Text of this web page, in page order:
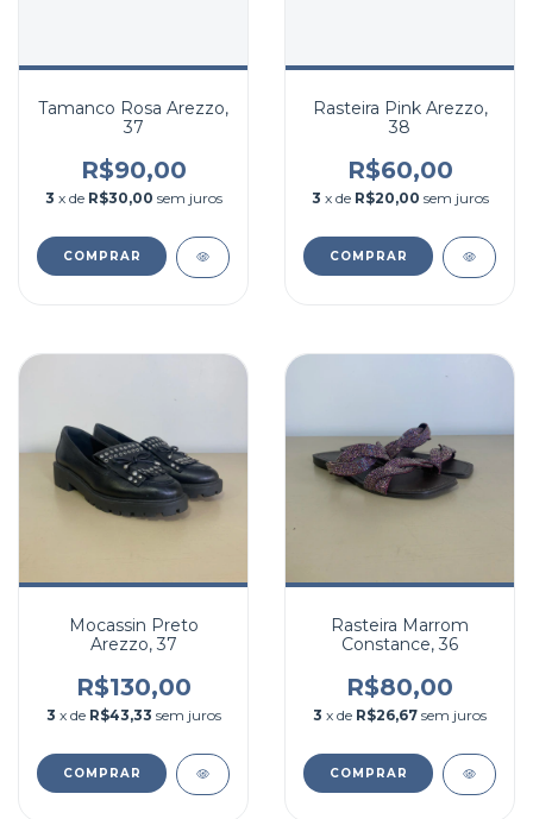
Tamanco Rosa Arezzo,
37
R$90,00
3 x de R$30,00 sem juros
COMPRAR
Rasteira Pink Arezzo,
38
R$60,00
3 x de R$20,00 sem juros
COMPRAR
Mocassin Preto
Arezzo, 37
R$130,00
3 x de R$43,33 sem juros
COMPRAR
Rasteira Marrom
Constance, 36
R$80,00
3 x de R$26,67 sem juros
COMPRAR